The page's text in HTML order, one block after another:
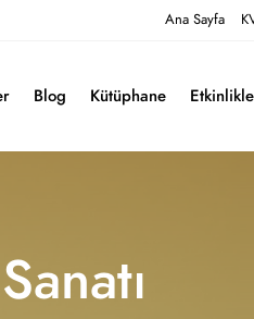
Ana Sayfa
Blog Kütüphane